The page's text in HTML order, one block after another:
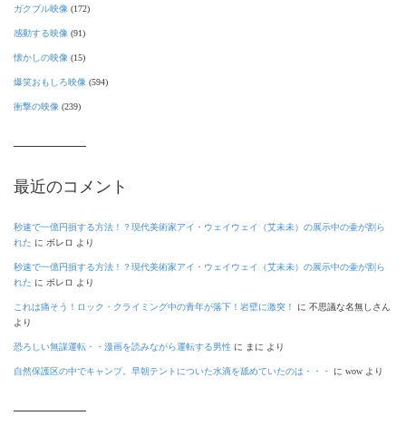
ガクブル映像 (172)
感動する映像 (91)
懐かしの映像 (15)
爆笑おもしろ映像 (594)
衝撃の映像 (239)
最近のコメント
秒速で一億円損する方法！？現代美術家アイ・ウェイウェイ（艾未未）の展示中の壷が割ら
れた に ボレロ より
秒速で一億円損する方法！？現代美術家アイ・ウェイウェイ（艾未未）の展示中の壷が割ら
れた に ボレロ より
これは痛そう！ロック・クライミング中の青年が落下！岩壁に激突！ に 不思議な名無しさん
より
恐ろしい無謀運転・・漫画を読みながら運転する男性 に まに より
自然保護区の中でキャンプ。早朝テントについた水滴を舐めていたのは・・・ に wow より